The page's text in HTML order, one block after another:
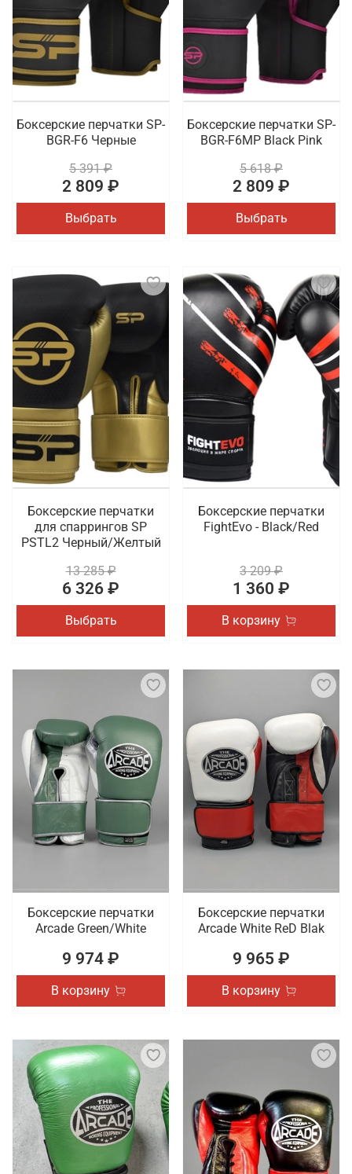
Боксерские перчатки SP-
BGR-F6 Черные
5 391 ₽
2 809 ₽
Выбрать
Боксерские перчатки SP-
BGR-F6MP Black Pink
5 618 ₽
2 809 ₽
Выбрать
Боксерские перчатки
для спаррингов SP
PSTL2 Черный/Желтый
13 285 ₽
6 326 ₽
Выбрать
Боксерские перчатки
FightEvo - Black/Red
3 209 ₽
1 360 ₽
В корзину
Боксерские перчатки
Arcade Green/White
9 974 ₽
В корзину
Боксерские перчатки
Arcade White ReD Blak
9 965 ₽
В корзину